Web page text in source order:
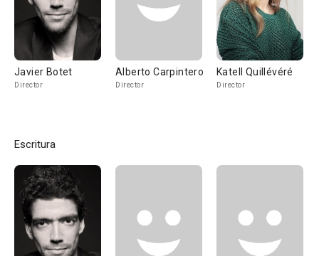
Javier Botet
Director
Alberto Carpintero
Director
Katell Quillévéré
Director
Escritura